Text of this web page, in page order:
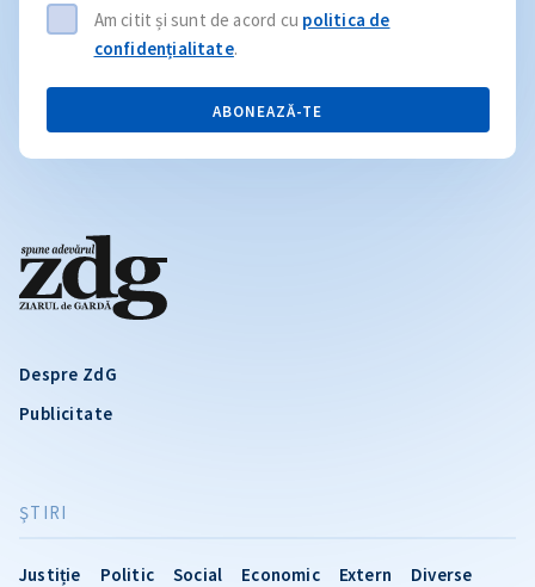
Despre ZdG
Publicitate
ŞTIRI
Justiție Politic Social Economic Extern Diverse
Am citit și sunt de acord cu politica de
confidențialitate.
ABONEAZĂ-TE